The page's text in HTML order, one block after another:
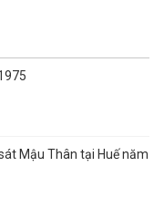
Mậu Thân tại Huế năm